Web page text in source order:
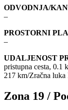
ODVODNJA/
–
PROSTORNI
–
UDALJENOST
pristupna cesta, 0.1
217 km/Zračna
Zona 19 /